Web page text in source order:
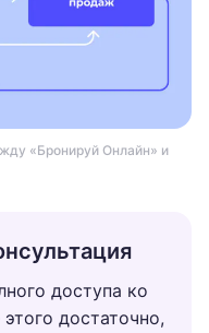
«Бронируй Онлайн» и
доступа ко
достаточно,